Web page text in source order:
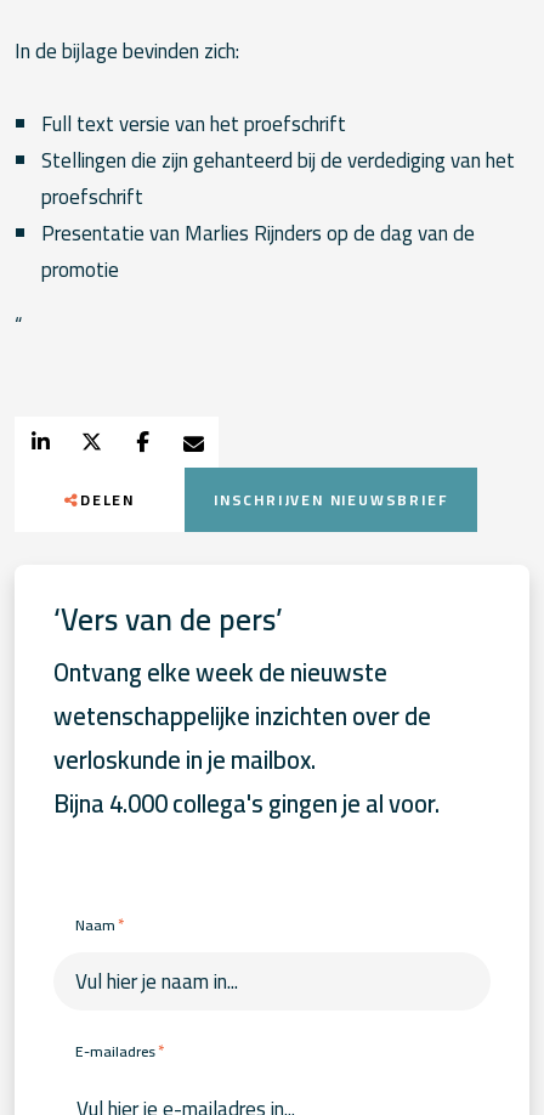
In de bijlage bevinden zich:
Full text versie van het proefschrift
Stellingen die zijn gehanteerd bij de verdediging van het
proefschrift
Presentatie van Marlies Rijnders op de dag van de
promotie
“
DELEN INSCHRIJVEN NIEUWSBRIEF
‘Vers van de pers’
Ontvang elke week de nieuwste
wetenschappelijke inzichten over de
verloskunde in je mailbox.
Bijna 4.000 collega's gingen je al voor.
Naam*
E-mailadres*